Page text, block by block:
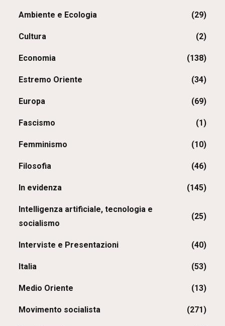
Ambiente e Ecologia (29)
Cultura (2)
Economia (138)
Estremo Oriente (34)
Europa (69)
Fascismo (1)
Femminismo (10)
Filosofia (46)
In evidenza (145)
Intelligenza artificiale, tecnologia e
socialismo
(25)
Interviste e Presentazioni (40)
Italia (53)
Medio Oriente (13)
Movimento socialista (271)